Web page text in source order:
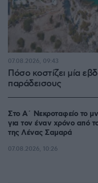
Πόσο κοστίζει μία
παράδεισους
07.08.2026, 09:43
Στο Α΄ Νεκροταφείο το
για τον έναν χρόνο από
της Λένας Σαμαρά
07.08.2026, 10:26